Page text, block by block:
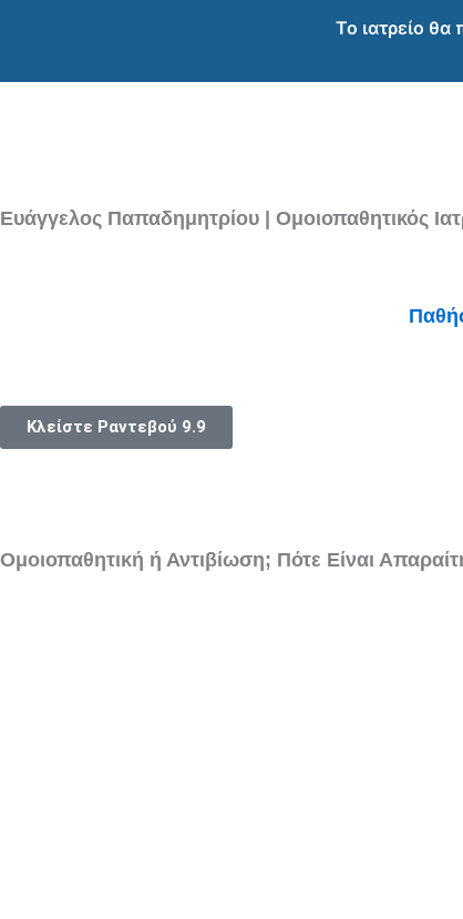
Το ιατρείο θα
περιεχόμενο
Ευάγγελος Παπαδημητρίου | Ομοιοπαθητικός
Κλείστε Ραντεβού 9.9
Ομοιοπαθητική ή Αντιβίωση; Πότε Είναι